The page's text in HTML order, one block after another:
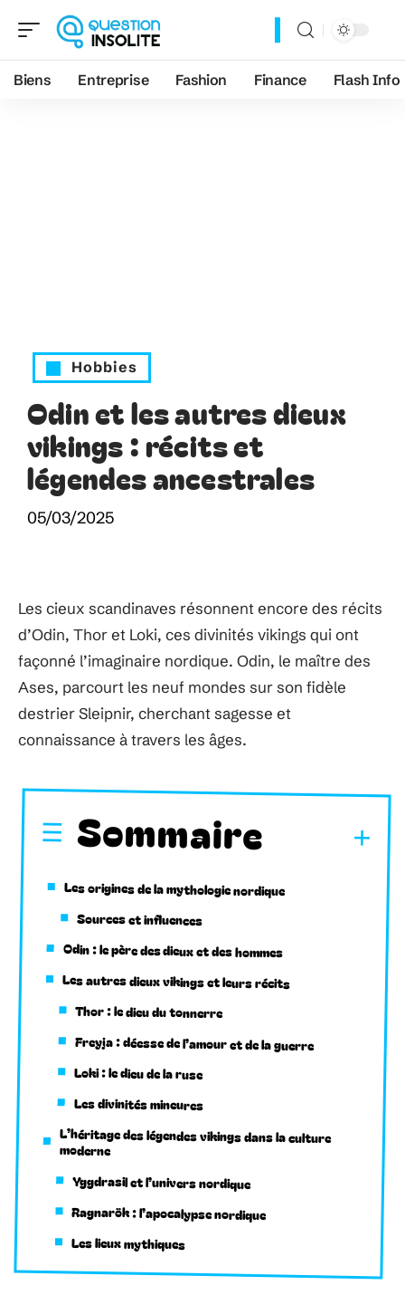
Biens Entreprise Fashion Finance Flash Info
Hobbies
Odin et les autres dieux
vikings : récits et
légendes ancestrales
05/03/2025
Les cieux scandinaves résonnent encore des récits
d’Odin, Thor et Loki, ces divinités vikings qui ont
façonné l’imaginaire nordique. Odin, le maître des
Ases, parcourt les neuf mondes sur son fidèle
destrier Sleipnir, cherchant sagesse et
connaissance à travers les âges.
Sommaire
Les origines de la mythologie nordique
Sources et influences
Odin : le père des dieux et des hommes
Les autres dieux vikings et leurs récits
Thor : le dieu du tonnerre
Freyja : déesse de l’amour et de la guerre
Loki : le dieu de la ruse
Les divinités mineures
L’héritage des légendes vikings dans la culture
moderne
Yggdrasil et l’univers nordique
Ragnarök : l’apocalypse nordique
Les lieux mythiques